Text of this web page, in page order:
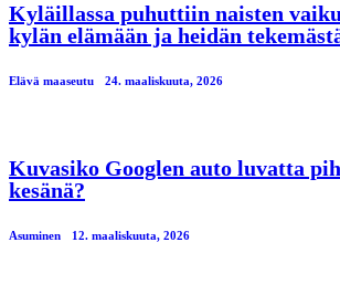
Kyläillassa puhuttiin naisten
kylän elämään ja heidän
Elävä maaseutu 24. maaliskuuta, 2026
Kuvasiko Googlen auto luvatta
kesänä?
Asuminen 12. maaliskuuta, 2026